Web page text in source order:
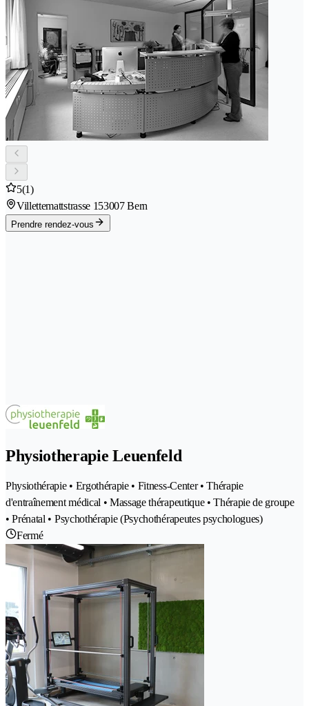
5(1)
Villettemattstrasse 153007 Bern
Prendre rendez-vous
Physiotherapie Leuenfeld
Physiothérapie • Ergothérapie • Fitness-Center • Thérapie
d'entraînement médical • Massage thérapeutique • Thérapie de groupe
• Prénatal • Psychothérapie (Psychothérapeutes psychologues)
Fermé